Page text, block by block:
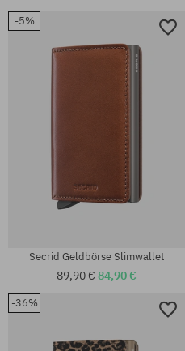
Universalgröße
-5%
Secrid Geldbörse Slimwallet
89,90 €84,90 €
-36%